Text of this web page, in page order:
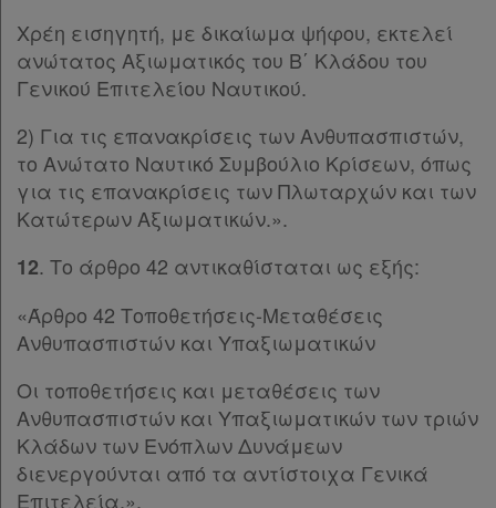
Xρέη εισηγητή, με δικαίωμα ψήφου, εκτελεί
ανώτατος Αξιωματικός του Β΄ Κλάδου του
Γενικού Επιτελείου Ναυτικού.
2) Για τις επανακρίσεις των Ανθυπασπιστών,
το Ανώτατο Ναυτικό Συμβούλιο Κρίσεων, όπως
για τις επανακρίσεις των Πλωταρχών και των
Κατώτερων Αξιωματικών.».
12. Το άρθρο 42 αντικαθίσταται ως εξής:
«Άρθρο 42 Τοποθετήσεις-Μεταθέσεις
Ανθυπασπιστών και Υπαξιωματικών
Οι τοποθετήσεις και μεταθέσεις των
Ανθυπασπιστών και Υπαξιωματικών των τριών
Κλάδων των Ενόπλων Δυνάμεων
διενεργούνται από τα αντίστοιχα Γενικά
Επιτελεία.».